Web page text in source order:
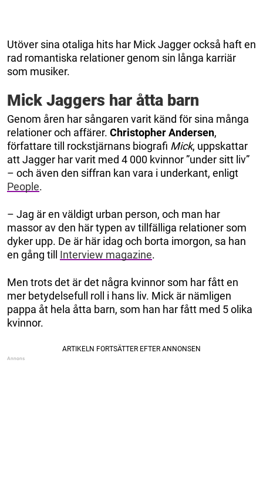
Utöver sina otaliga hits har Mick Jagger också haft en
rad romantiska relationer genom sin långa karriär
som musiker.
Mick Jaggers har åtta barn
Genom åren har sångaren varit känd för sina många
relationer och affärer. Christopher Andersen,
författare till rockstjärnans biografi Mick, uppskattar
att Jagger har varit med 4 000 kvinnor ”under sitt liv”
– och även den siffran kan vara i underkant, enligt
People.
– Jag är en väldigt urban person, och man har
massor av den här typen av tillfälliga relationer som
dyker upp. De är här idag och borta imorgon, sa han
en gång till Interview magazine.
Men trots det är det några kvinnor som har fått en
mer betydelsefull roll i hans liv. Mick är nämligen
pappa åt hela åtta barn, som han har fått med 5 olika
kvinnor.